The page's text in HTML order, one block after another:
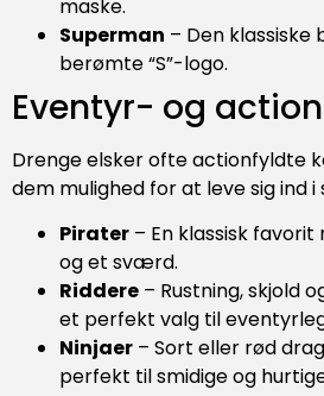
maske.
Superman – Den
berømte “S”-logo.
Eventyr- og
Drenge elsker ofte actionfyldte
dem mulighed for at leve sig ind
Pirater – En klassisk
og et sværd.
Riddere – Rustning, skjold
et perfekt valg til
Ninjaer – Sort eller rød
perfekt til smidige og